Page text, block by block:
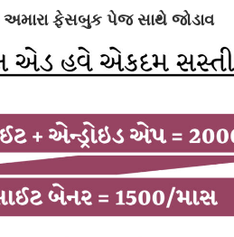
અમારા ફેસબુક પેજ સાથે જોડાવ